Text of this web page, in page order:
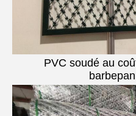
PVC soudé au
barbe